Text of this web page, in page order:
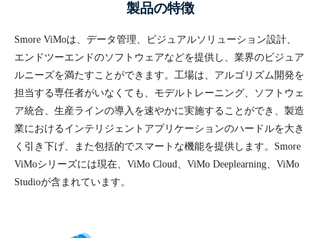
製品の特徴
Smore ViMoは、データ管理、ビジュアルソリューション設計、
エンドツーエンドのソフトウェアなどを提供し、業界のビジュア
ルニーズを満たすことができます。工場は、アルゴリズム開発を
担当する専任者がいなくても、モデルトレーニング、ソフトウェ
ア統合、生産ラインの導入を速やかに実施することができ、製造
業におけるインテリジェントアプリケーションのハードルを大き
く引き下げ、また包括的でスマートな機能を提供します。Smore
ViMoシリーズには現在、ViMo Cloud、ViMo Deeplearning、ViMo
Studioが含まれています。